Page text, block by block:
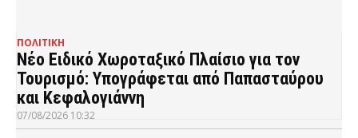
ΠΟΛΙΤΙΚΗ
Νέο Ειδικό Χωροταξικό Πλαίσιο για τον
Τουρισμό: Υπογράφεται από Παπασταύρου
και Κεφαλογιάννη
07/08/2026 10:32